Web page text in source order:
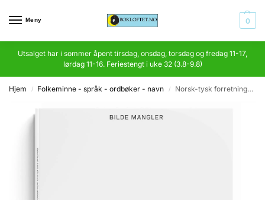
Meny 0
Utsalget har i sommer åpent tirsdag, onsdag, torsdag og fredag 11-17,
lørdag 11-16. Feriestengt i uke 32 (3.8-9.8)
Hjem / Folkeminne - språk - ordbøker - navn / Norsk-tysk forretningsordbok for kontorer og handelsskoler med tillæg